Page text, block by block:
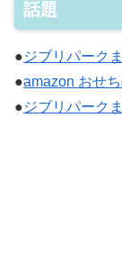
話題
●ジブリパーク
●amazon おせ
●ジブリパーク